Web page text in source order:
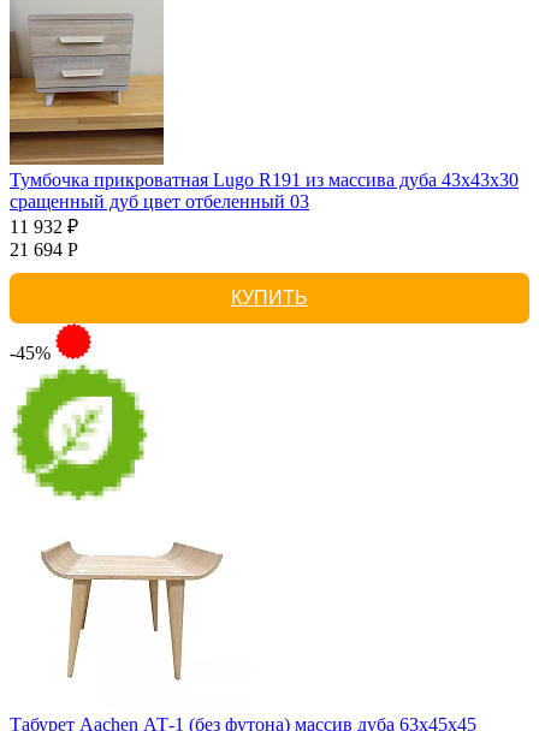
Тумбочка прикроватная Lugo R191 из массива дуба 43х43х30
сращенный дуб цвет отбеленный 03
11 932 ₽
21 694 Р
КУПИТЬ
-45%
Табурет Aachen АТ-1 (без футона) массив дуба 63х45х45